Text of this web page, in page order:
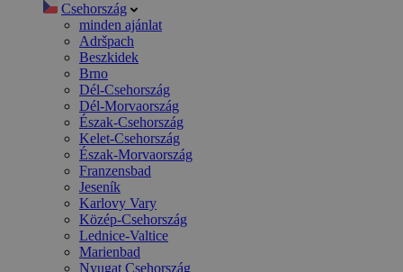
Csehország
minden ajánlat
Adršpach
Beszkidek
Brno
Dél-Csehország
Dél-Morvaország
Észak-Csehország
Kelet-Csehország
Észak-Morvaország
Franzensbad
Jeseník
Karlovy Vary
Közép-Csehország
Lednice-Valtice
Marienbad
Nyugat Csehország